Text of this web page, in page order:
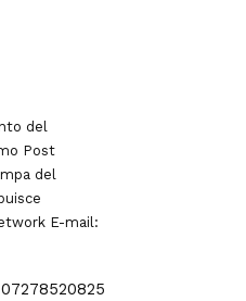
del
Post
del
E-mail: